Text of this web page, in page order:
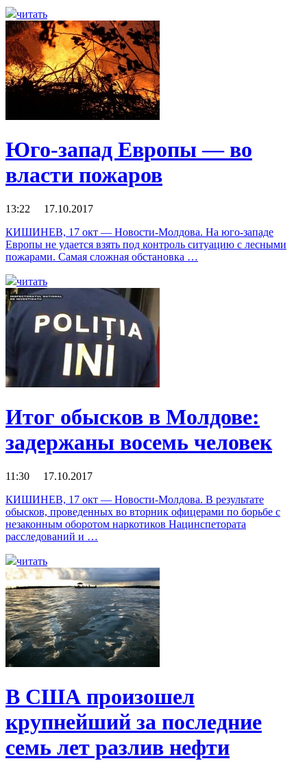
читать
Юго-запад Европы — во
власти пожаров
13:22 17.10.2017
КИШИНЕВ, 17 окт — Новости-Молдова. На юго-западе
Европы не удается взять под контроль ситуацию с лесными
пожарами. Самая сложная обстановка …
читать
Итог обысков в Молдове:
задержаны восемь человек
11:30 17.10.2017
КИШИНЕВ, 17 окт — Новости-Молдова. В результате
обысков, проведенных во вторник офицерами по борьбе с
незаконным оборотом наркотиков Нацинспетората
расследований и …
читать
В США произошел
крупнейший за последние
семь лет разлив нефти